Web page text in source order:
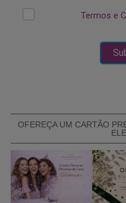
OFEREÇA UM CARTÃO